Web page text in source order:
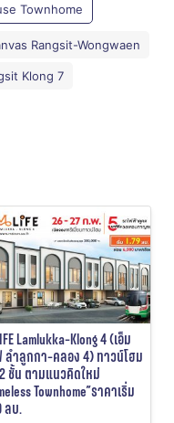
Townhome
Rangsit-Wongwaen
Klong 7
Lamlukka-Klong 4 (เอ็ม
ลำลูกกา-คลอง 4) ทาวน์โฮม
ชั้น ตามแนวคิดใหม่
Townhome”ราคาเริ่ม
ลบ.